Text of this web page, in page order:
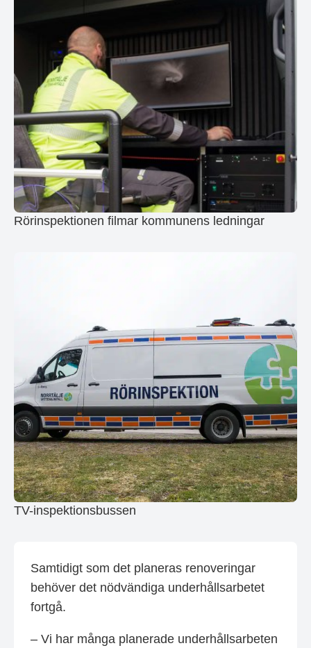
Rörinspektionen filmar kommunens ledningar
TV-inspektionsbussen
Samtidigt som det planeras renoveringar
behöver det nödvändiga underhållsarbetet
fortgå.
– Vi har många planerade underhållsarbeten